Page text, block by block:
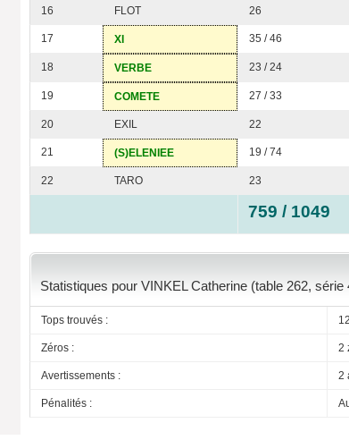
16 FLOT 26
17 XI 35 / 46
18 VERBE 23 / 24
19 COMETE 27 / 33
20 EXIL 22
21 (S)ELENIEE 19 / 74
22 TARO 23
759 / 1049
Statistiques pour VINKEL Catherine (table 262, série
Tops trouvés :
Zéros : 2
Avertissements : 2
Pénalités :